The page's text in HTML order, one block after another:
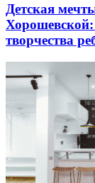
Детская
Хорошевской:
творчества